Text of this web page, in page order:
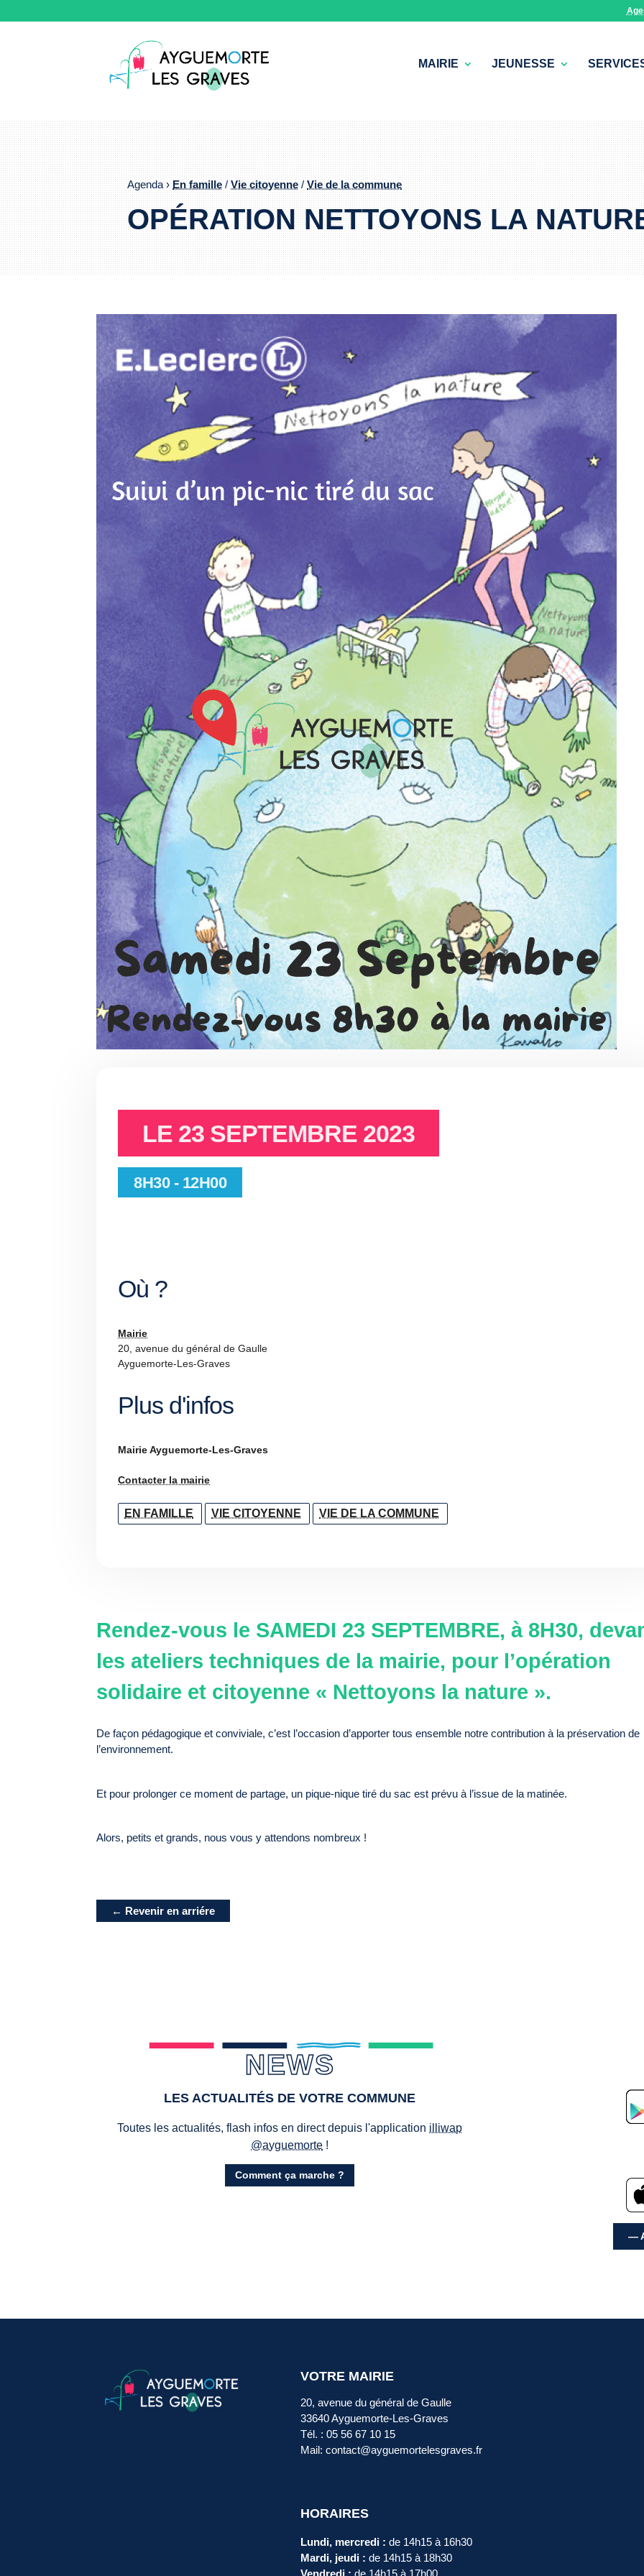
MAIRIE JEUNESSE
Agenda › En famille/Vie citoyenne/Vie de la commune
OPÉRATION NETTOYONS LA
LE 23 SEPTEMBRE 2023
8H30 - 12H00
Où ?
Mairie
20, avenue du général de Gaulle
Ayguemorte-Les-Graves
Plus d'infos
Mairie Ayguemorte-Les-Graves
Contacter la mairie
EN FAMILLE VIE CITOYENNE VIE DE LA COMMUNE
Rendez-vous le SAMEDI 23 SEPTEMBRE, à 8H30,
les ateliers techniques de la mairie, pour l’opération
solidaire et citoyenne « Nettoyons la nature ».
De façon pédagogique et conviviale, c’est l’occasion d’apporter tous ensemble notre contribution à la préservation de
l’environnement.
Et pour prolonger ce moment de partage, un pique-nique tiré du sac est prévu à l’issue de la matinée.
Alors, petits et grands, nous vous y attendons nombreux !
← Revenir en arriére
NEWS
LES ACTUALITÉS DE VOTRE COMMUNE
Toutes les actualités, flash infos en direct depuis l'application illiwap
@ayguemorte !
Comment ça marche ?
—
VOTRE MAIRIE
20, avenue du général de Gaulle
33640 Ayguemorte-Les-Graves
Tél. : 05 56 67 10 15
Mail: contact@ayguemortelesgraves.fr
HORAIRES
Lundi, mercredi : de 14h15 à 16h30
Mardi, jeudi : de 14h15 à 18h30